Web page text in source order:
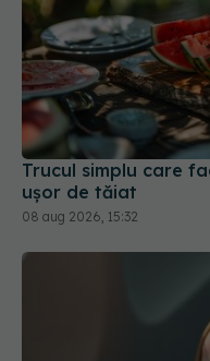
Trucul simplu care
ușor de tăiat
08 aug 2026, 15:32